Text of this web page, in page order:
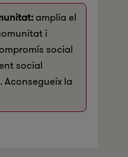
amplia el
i
social
social
la